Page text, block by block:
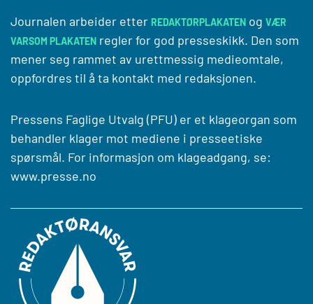
Journalen arbeider etter REDAKTØRPLAKATEN og VÆR
VARSOM PLAKATEN regler for god presseskikk. Den som
mener seg rammet av urettmessig medieomtale,
oppfordres til å ta kontakt med redaksjonen.
Pressens Faglige Utvalg (PFU) er et klageorgan som
behandler klager mot mediene i presseetiske
spørsmål. For informasjon om klageadgang, se:
www.presse.no